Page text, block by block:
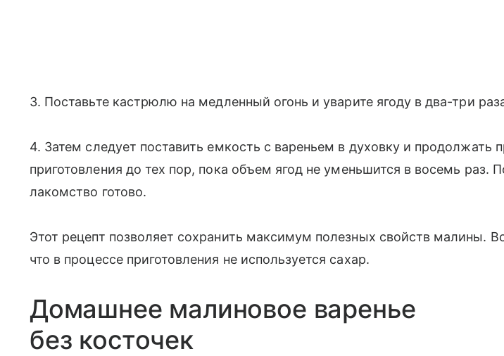
3. Поставьте кастрюлю на медленный огонь и уварите ягоду в два-три
4. Затем следует поставить емкость с вареньем в духовку и продолжать
приготовления до тех пор, пока объем ягод не уменьшится в восемь раз.
лакомство готово.
Этот рецепт позволяет сохранить максимум полезных свойств малины.
что в процессе приготовления не используется сахар.
Домашнее малиновое варенье
без косточек